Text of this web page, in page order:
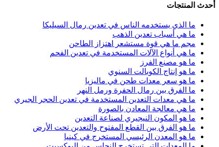
أحدث المنتجات
ما الذي يستخدمه الناس في تعدين رمال السيليكا
ما هي أسباب تعدين الذهب
مجم ما هي قوة مستشعر اهتزاز الطاحن
ما هي أنواع الآلات المستخدمة في تعدين الفحم
ما هو مصنع الفرز
ما هو إنتاج الكوبالت السنوي
ما هو سعر معدات طحن في ماليزيا
ما الفرق بين رمال الحفرة ورمل النهر
ما هي معدات التعدين المستخدمة في تعدين الحجر الجيري
ما هي معالجة المعادن بالصورة
ما هو المكون النيجيري لصناعة التعدين
ما هو الفرق بين القطع المفتوح والتعدين تحت الأرض
ما هو المعدن الرئيسي المستخرج في كينيا